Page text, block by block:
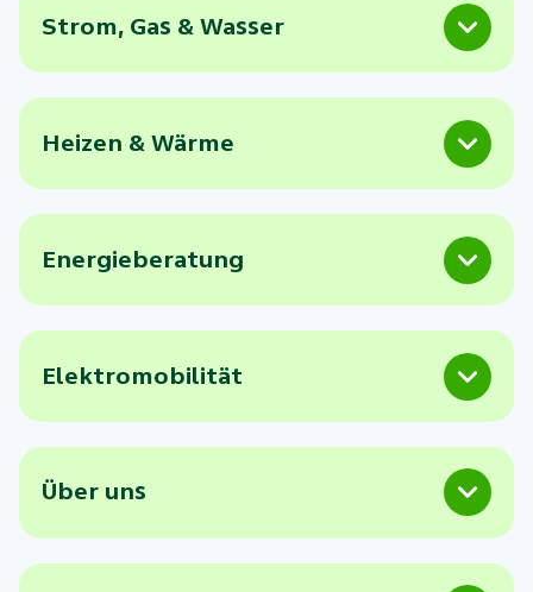
Strom, Gas & Wasser
Heizen & Wärme
Energieberatung
Elektromobilität
Über uns